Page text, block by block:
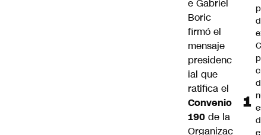
e Gabriel
Boric
firmó el
mensaje
presidenc
ial que
ratifica el
Convenio
190 de la
Organizac